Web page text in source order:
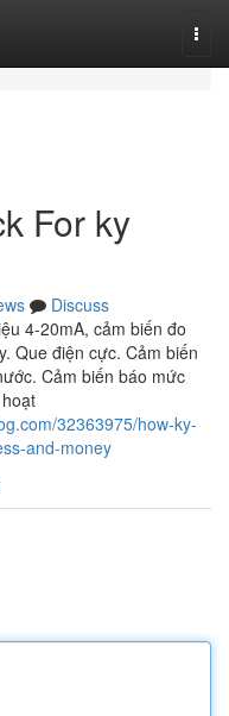
For ky
Discuss
4-20mA, cảm biến đo
Que điện cực. Cảm biến
Cảm biến báo mức
32363975/how-ky-
and-money